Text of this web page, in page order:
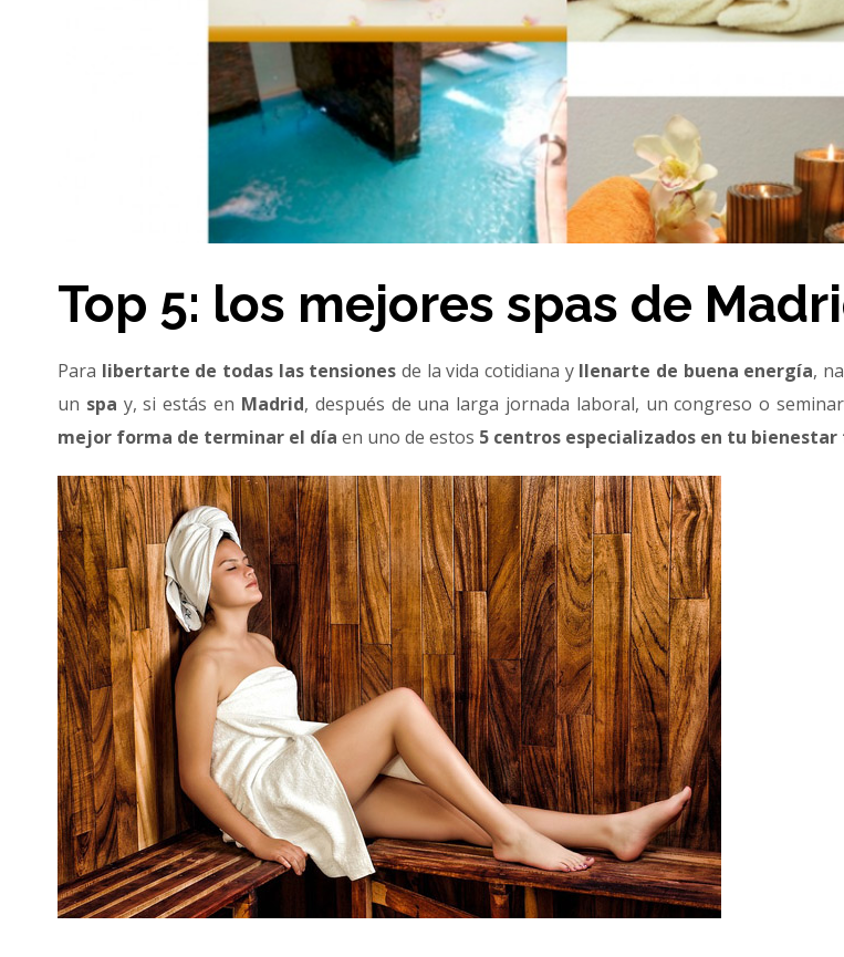
Top 5: los mejores spas de
Para libertarte de todas las tensiones de la vida cotidiana y llenarte de buena energía,
un spa y, si estás en Madrid, después de una larga jornada laboral, un congreso o
mejor forma de terminar el día en uno de estos 5 centros especializados en tu